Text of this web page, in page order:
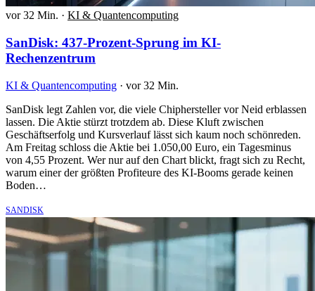
vor 32 Min. · KI & Quantencomputing
SanDisk: 437-Prozent-Sprung im KI-
Rechenzentrum
KI & Quantencomputing · vor 32 Min.
SanDisk legt Zahlen vor, die viele Chiphersteller vor Neid erblassen
lassen. Die Aktie stürzt trotzdem ab. Diese Kluft zwischen
Geschäftserfolg und Kursverlauf lässt sich kaum noch schönreden.
Am Freitag schloss die Aktie bei 1.050,00 Euro, ein Tagesminus
von 4,55 Prozent. Wer nur auf den Chart blickt, fragt sich zu Recht,
warum einer der größten Profiteure des KI-Booms gerade keinen
Boden…
SANDISK